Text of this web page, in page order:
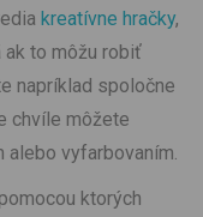
kreatívne hračky,
ak to môžu robiť
napríklad spoločne
chvíle môžete
alebo vyfarbovaním.
ktorých